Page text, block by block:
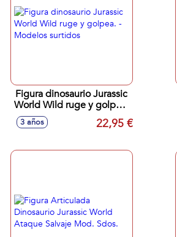
Figura dinosaurio Jurassic
World Wild ruge y golpea.
- Modelos surtidos
3 años 22,95 €